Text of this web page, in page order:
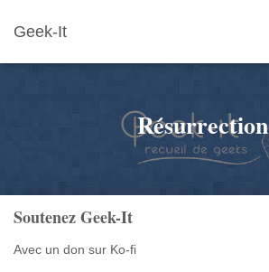
Geek-It
Résurrection
Soutenez Geek-It
Avec un don sur Ko-fi